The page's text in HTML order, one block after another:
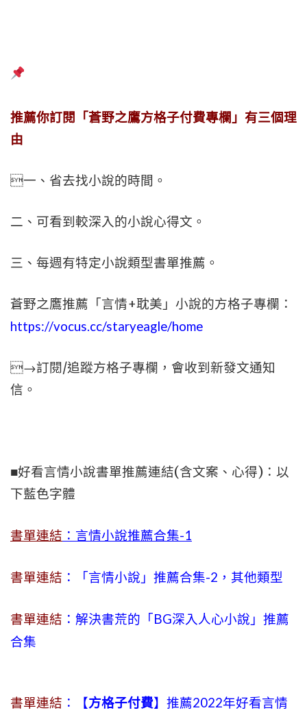
推薦你訂閱「蒼野之鷹方格子付費專欄」有三個理
由
一、省去找小說的時間。
二、可看到較深入的小說心得文。
三、每週有特定小說類型書單推薦。
蒼野之鷹推薦「言情+耽美」小說的方格子專欄：
https://vocus.cc/staryeagle/home
→訂閱/追蹤方格子專欄，會收到新發文通知
信。
■好看言情小說書單推薦連結(含文案、心得)：以
下藍色字體
書單連結 ：言情小說推薦合集-1
書單連結 ：「言情小說」推薦合集-2，其他類型
書單連結 ：解決書荒的「BG深入人心小說」推薦
合集
書單連結 ：【方格子付費】推薦2022年好看言情